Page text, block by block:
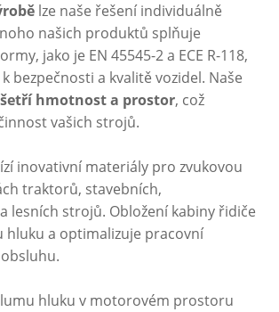
lze naše řešení individuálně
našich produktů splňuje
jako je EN 45545-2 a ECE R-118,
bezpečnosti a kvalitě vozidel. Naše
šetří hmotnost a prostor, což
vašich strojů.
inovativní materiály pro zvukovou
traktorů, stavebních,
lesních strojů. Obložení kabiny řidiče
hluku a optimalizuje pracovní
hluku v motorovém prostoru